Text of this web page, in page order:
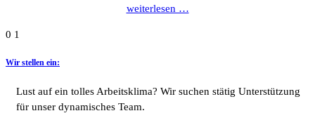
weiterlesen …
0 1
Wir stellen ein:
Lust auf ein tolles Arbeitsklima? Wir suchen stätig Unterstützung
für unser dynamisches Team.